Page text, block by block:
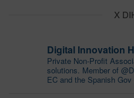
X
Digital Innovation
Private Non-Profit
solutions. Member of
EC and the Spanish